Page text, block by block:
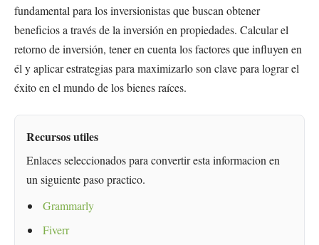
fundamental para los inversionistas que buscan obtener
beneficios a través de la inversión en propiedades. Calcular el
retorno de inversión, tener en cuenta los factores que influyen en
él y aplicar estrategias para maximizarlo son clave para lograr el
éxito en el mundo de los bienes raíces.
Recursos utiles
Enlaces seleccionados para convertir esta informacion en
un siguiente paso practico.
Grammarly
Fiverr